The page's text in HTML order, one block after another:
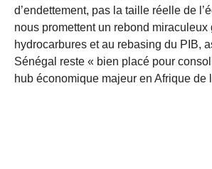
d’endettement, pas la taille réelle de
nous promettent un rebond miraculeux
hydrocarbures et au rebasing du PIB,
Sénégal reste « bien placé pour
hub économique majeur en Afrique de